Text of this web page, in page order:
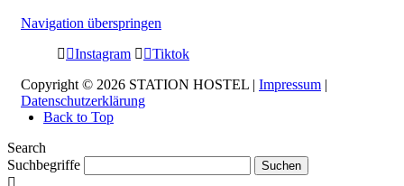
Navigation überspringen
Instagram
Tiktok
Copyright © 2026 STATION HOSTEL | Impressum |
Datenschutzerklärung
Back to Top
Search
Suchbegriffe
Suchen